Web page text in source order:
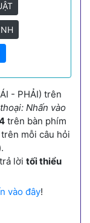
- PHẢI) trên
Nhấn vào
trên bàn phím
mỗi câu hỏi
lời tối thiểu
vào đây!